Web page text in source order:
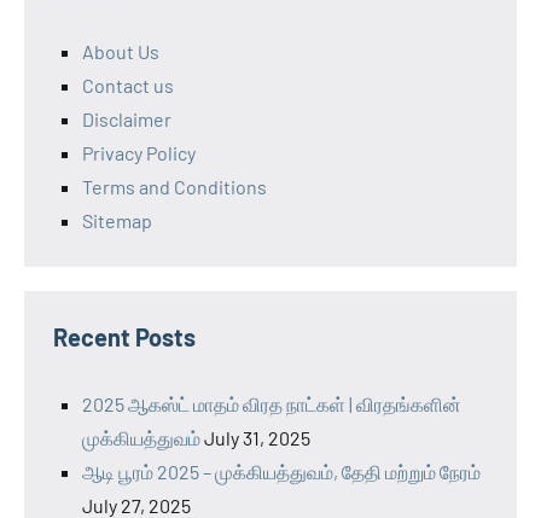
About Us
Contact us
Disclaimer
Privacy Policy
Terms and Conditions
Sitemap
Recent Posts
2025 ஆகஸ்ட் மாதம் விரத நாட்கள் | விரதங்களின்
முக்கியத்துவம்July 31, 2025
ஆடி பூரம் 2025 – முக்கியத்துவம், தேதி மற்றும் நேரம்
July 27, 2025